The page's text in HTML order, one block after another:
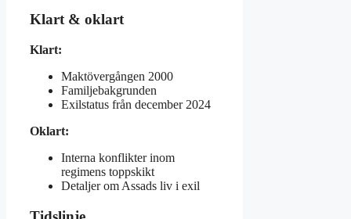
Klart & oklart
Klart:
Maktövergången 2000
Familjebakgrunden
Exilstatus från december 2024
Oklart:
Interna konflikter inom
regimens toppskikt
Detaljer om Assads liv i exil